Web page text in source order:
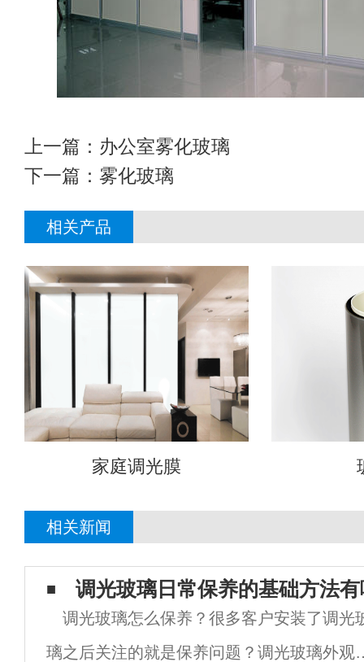
上一篇： 办公室雾化玻璃
下一篇： 雾化玻璃
相关产品
家庭调光膜
相关新闻
调光玻璃日常保养的基础方法
调光玻璃怎么保养？很多客户安装了调光
璃之后关注的就是保养问题？调光玻璃外观